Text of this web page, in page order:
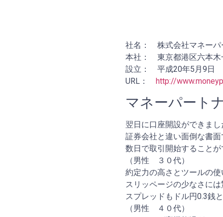
社名： 株式会社マネーパ
本社： 東京都港区六本木
設立： 平成20年5月9日
URL： http://
マネーパート
翌日に口座開設ができまし
証券会社と違い面倒な書
数日で取引開始すること
（男性 ３０代）
約定力の高さとツールの
スリッページの少なさに
スプレッドもドル円0.3銭
（男性 ４０代）